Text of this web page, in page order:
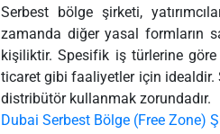
Serbest bölge şirketi,
zamanda diğer yasal formların
kişiliktir. Spesifik iş türlerine
ticaret gibi faaliyetler için idealdir.
distribütör kullanmak zorundadır.
Dubai Serbest Bölge (Free Zone)